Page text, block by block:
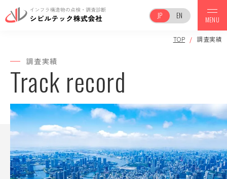
JP EN MENU
事業案内
会社案内
調査実績 保有機器一覧
TOP 調査実績
調査実績
Track record